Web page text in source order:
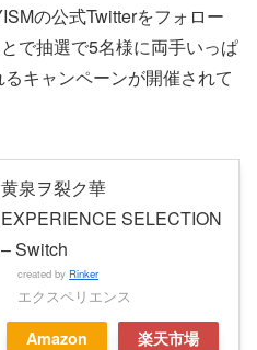
の公式Twitterをフォロー
で抽選で5名様に両手いっぱ
キャンペーンが開催されて
黄泉ヲ裂ク華
EXPERIENCE SELECTION
– Switch
created by Rinker
エクスペリエンス
Amazon 楽天市場